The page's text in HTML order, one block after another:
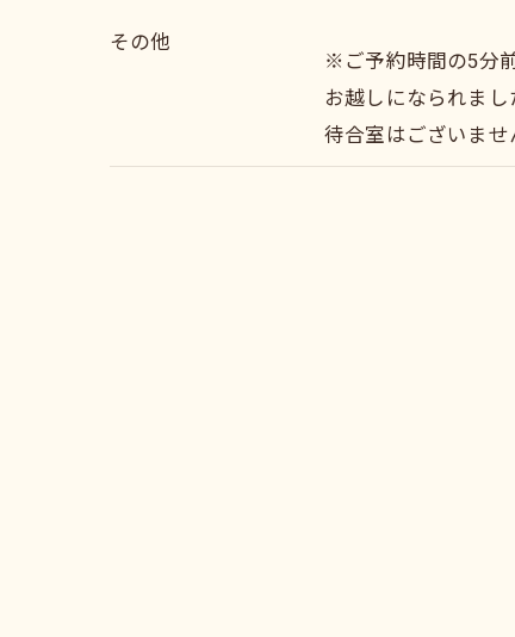
その他
※ご予約時間の5分
お越しになられまし
待合室はございま